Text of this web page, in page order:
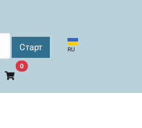
Выберите язык
RU
0В корзину